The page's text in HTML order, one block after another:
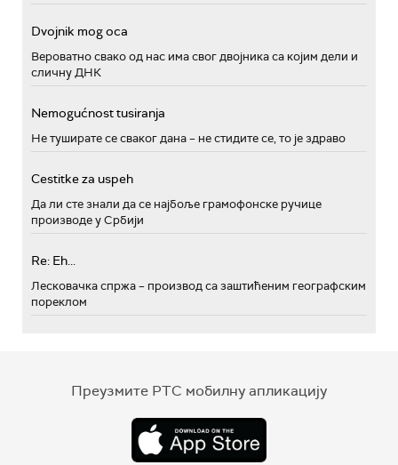
Dvojnik mog oca
Вероватно свако од нас има свог двојника са којим дели и
сличну ДНК
Nemogućnost tusiranja
Не туширате се сваког дана – не стидите се, то је здраво
Cestitke za uspeh
Да ли сте знали да се најбоље грамофонске ручице
производе у Србији
Re: Eh...
Лесковачка спржа – производ са заштићеним географским
пореклом
Преузмите РТС мобилну апликацију